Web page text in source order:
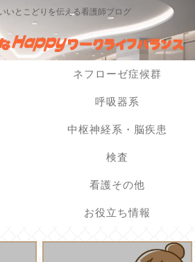
いとこどりを伝える看護師ブログ
ネフローゼ症候群
呼吸器系
中枢神経系・脳疾患
検査
看護その他
お役立ち情報